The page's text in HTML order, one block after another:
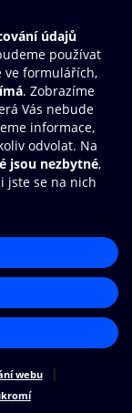
e-knihy a
a pohodlněji.